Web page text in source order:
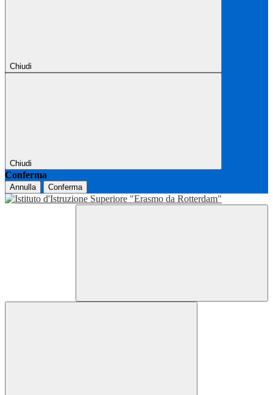
Chiudi
Chiudi
Conferma
Annulla Conferma